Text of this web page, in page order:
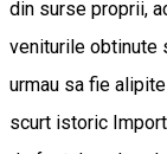
din surse proprii,
veniturile obtinute
urmau sa fie
scurt istoric